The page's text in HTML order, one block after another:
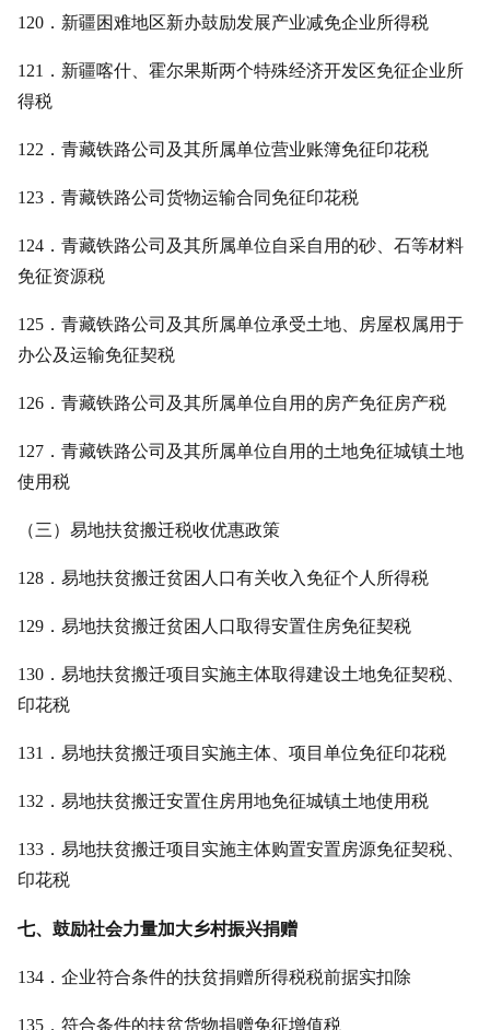
120．新疆困难地区新办鼓励发展产业减免企业所得税
121．新疆喀什、霍尔果斯两个特殊经济开发区免征企业所
得税
122．青藏铁路公司及其所属单位营业账簿免征印花税
123．青藏铁路公司货物运输合同免征印花税
124．青藏铁路公司及其所属单位自采自用的砂、石等材料
免征资源税
125．青藏铁路公司及其所属单位承受土地、房屋权属用于
办公及运输免征契税
126．青藏铁路公司及其所属单位自用的房产免征房产税
127．青藏铁路公司及其所属单位自用的土地免征城镇土地
使用税
（三）易地扶贫搬迁税收优惠政策
128．易地扶贫搬迁贫困人口有关收入免征个人所得税
129．易地扶贫搬迁贫困人口取得安置住房免征契税
130．易地扶贫搬迁项目实施主体取得建设土地免征契税、
印花税
131．易地扶贫搬迁项目实施主体、项目单位免征印花税
132．易地扶贫搬迁安置住房用地免征城镇土地使用税
133．易地扶贫搬迁项目实施主体购置安置房源免征契税、
印花税
七、鼓励社会力量加大乡村振兴捐赠
134．企业符合条件的扶贫捐赠所得税税前据实扣除
135．符合条件的扶贫货物捐赠免征增值税